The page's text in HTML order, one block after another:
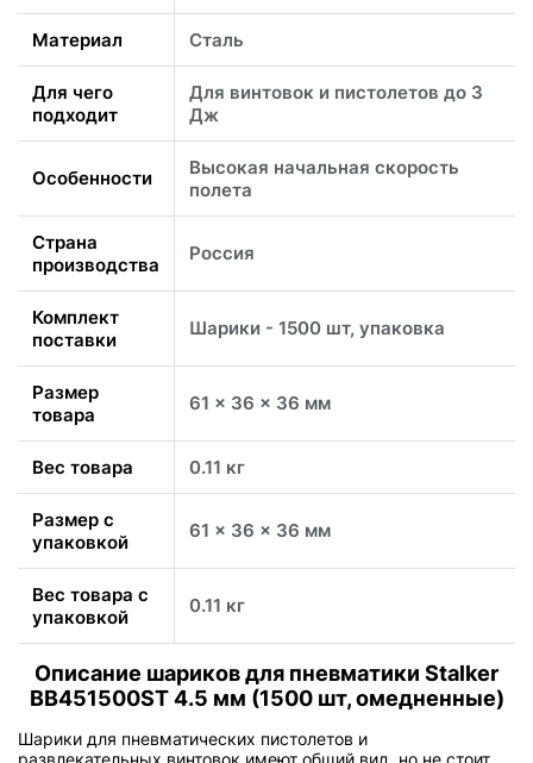
Материал Сталь
Для чего
подходит
Для винтовок и пистолетов до 3
Дж
Особенности
Высокая начальная скорость
полета
Страна
производства
Россия
Комплект
поставки
Шарики - 1500 шт, упаковка
Размер
товара
61 x 36 x 36 мм
Вес товара 0.11 кг
Размер с
упаковкой
61 x 36 x 36 мм
Вес товара с
упаковкой
0.11 кг
Описание шариков для пневматики Stalker
BB451500ST 4.5 мм (1500 шт, омедненные)
Шарики для пневматических пистолетов и